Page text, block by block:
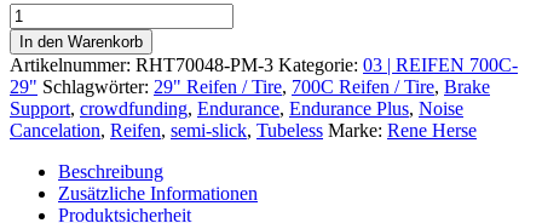
Poteau
Mountain
TC
700C
x
48
Menge
In den Warenkorb
Artikelnummer: RHT70048-PM-3 Kategorie: 03 | REIFEN 700C-
29" Schlagwörter: 29" Reifen / Tire, 700C Reifen / Tire, Brake
Support, crowdfunding, Endurance, Endurance Plus, Noise
Cancelation, Reifen, semi-slick, Tubeless Marke: Rene Herse
Beschreibung
Zusätzliche Informationen
Produktsicherheit